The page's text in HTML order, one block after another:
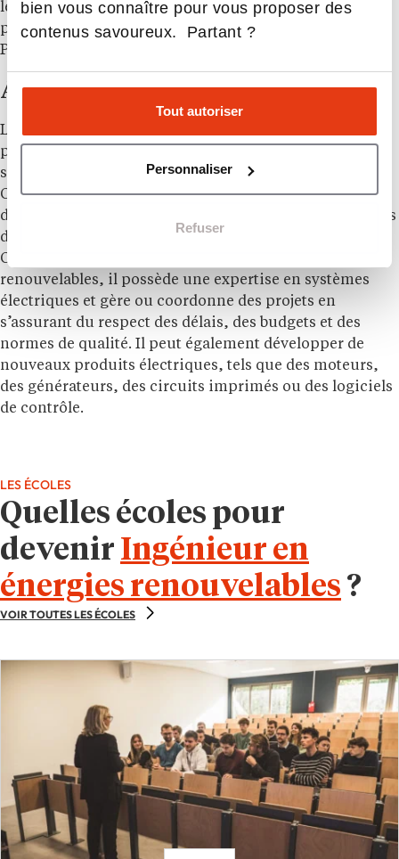
bien vous connaître pour vous proposer des
contenus savoureux. Partant ?
Tout autoriser
Personnaliser
Refuser
les ingénieurs expérimentés pourront profiter des
possibilités de carrière à l’étranger grâce à l’Accord de
Paris sur le climat.
A ne pas confondre avec :
La profession d’ingénieur en énergies renouvelables
peut être confondue avec d’autres métiers en raison de
son champ d’action large et de ses diverses missions.
C’est le cas de l’ingénieur en génie électrique. Ce
dernier travaille sur des systèmes électriques impliqués
dans la production et la distribution d’énergie.
Cependant, contrairement à l’ingénieur en énergies
renouvelables, il possède une expertise en systèmes
électriques et gère ou coordonne des projets en
s’assurant du respect des délais, des budgets et des
normes de qualité. Il peut également développer de
nouveaux produits électriques, tels que des moteurs,
des générateurs, des circuits imprimés ou des logiciels
de contrôle.
LES ÉCOLES
Quelles écoles pour
devenir Ingénieur en
énergies renouvelables ?
VOIR TOUTES LES ÉCOLES